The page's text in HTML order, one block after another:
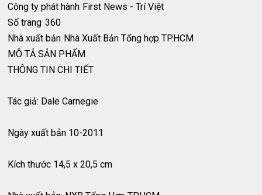
Công ty phát hành First News - Trí Việt
Số trang 360
Nhà xuất bản Nhà Xuất Bản Tổng hợp TP.HCM
MÔ TẢ SẢN PHẨM
THÔNG TIN CHI TIẾT
Tác giả: Dale Carnegie
Ngày xuất bản 10-2011
Kích thước 14,5 x 20,5 cm